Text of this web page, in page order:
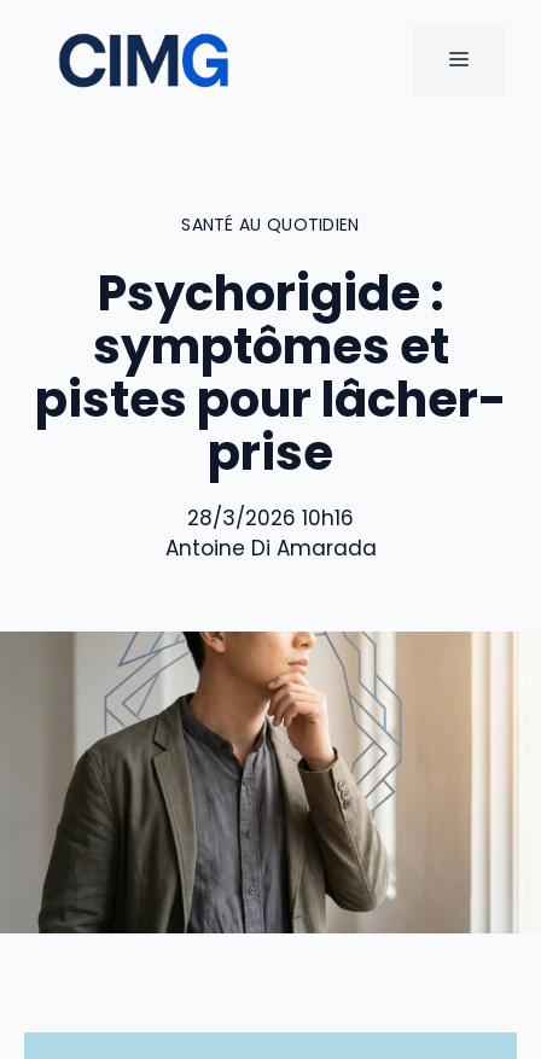
contenu
MENU
SANTÉ AU QUOTIDIEN
Psychorigide :
symptômes et
pistes pour lâcher-
prise
28/3/2026 10h16
Antoine Di Amarada